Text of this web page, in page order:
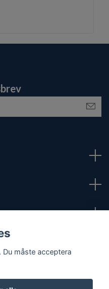
måste acceptera